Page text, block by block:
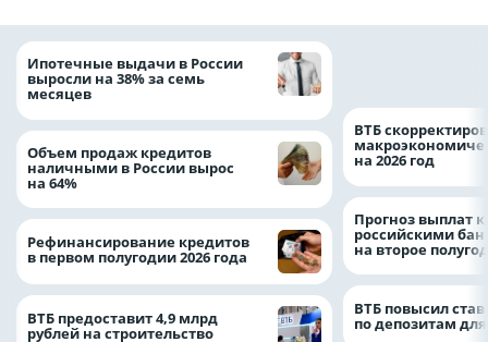
Ипотечные выдачи в России
выросли на 38% за семь
месяцев
Объем продаж кредитов
наличными в России вырос
на 64%
Рефинансирование кредитов
в первом полугодии 2026 года
ВТБ предоставит 4,9 млрд
рублей на строительство
ВТБ
на 2026 год
Прогноз выплат
российскими
на второе
ВТБ повысил
по депозитам